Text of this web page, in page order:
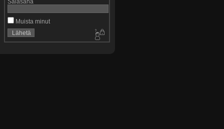
Salasana
Muista minut